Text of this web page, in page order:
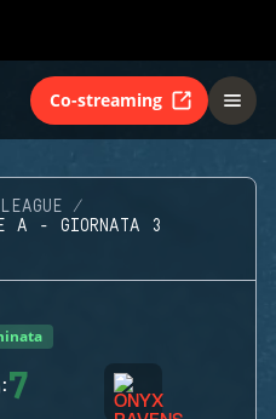
Co-streaming
A - GIORNATA 3
:7